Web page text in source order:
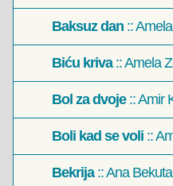
Baksuz dan ::
Biću kriva:: Amela
Bol za dvoje:: Amir
Boli kad se voli ::
Bekrija:: Ana Bekuta